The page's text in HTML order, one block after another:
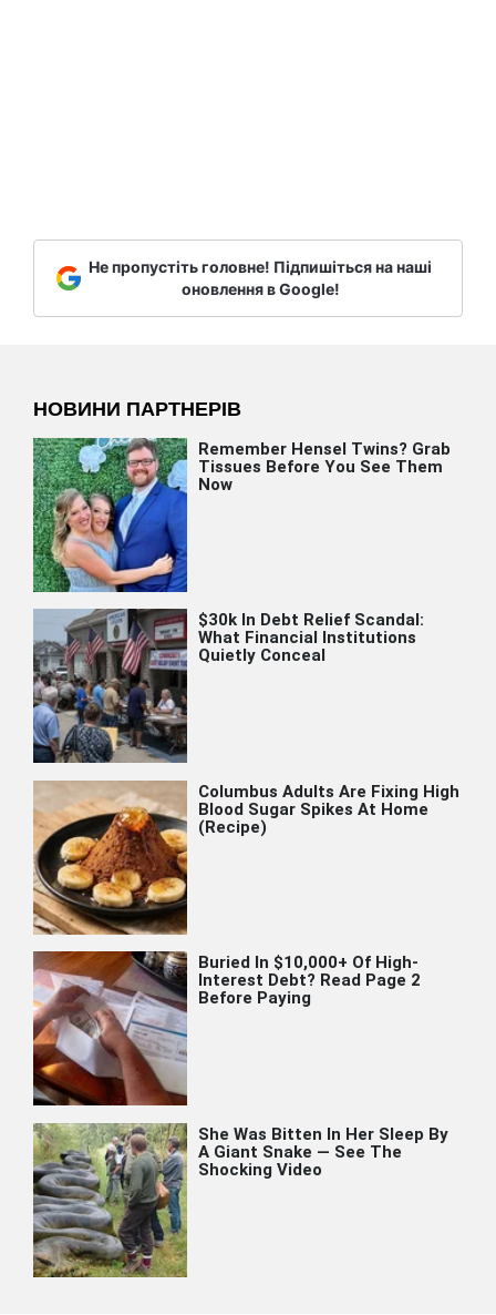
Не пропустіть головне! Підпишіться на наші
оновлення в Google!